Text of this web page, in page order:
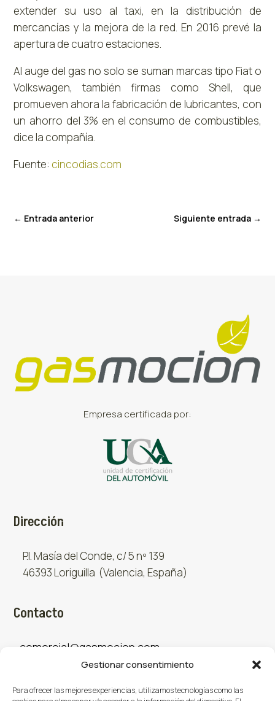
Gestionar consentimiento
Para ofrecer las mejores experiencias, utilizamos tecnologías como las
extender su uso al taxi, en la distribución de
mercancías y la mejora de la red. En 2016 prevé la
apertura de cuatro estaciones.
Al auge del gas no solo se suman marcas tipo Fiat o
Volkswagen, también firmas como Shell, que
promueven ahora la fabricación de lubricantes, con
un ahorro del 3% en el consumo de combustibles,
dice la compañía.
Fuente: cincodias.com
← Entrada anterior Siguiente entrada→
Empresa certificada por:
Dirección
P.I. Masía del Conde, c/ 5 nº 139
46393 Loriguilla (Valencia, España)
Contacto
comercial@gasmocion.com